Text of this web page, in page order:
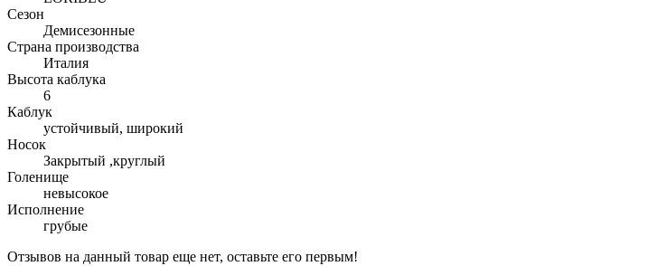
Сезон
Демисезонные
Страна производства
Италия
Высота каблука
6
Каблук
устойчивый, широкий
Носок
Закрытый ,круглый
Голенище
невысокое
Исполнение
грубые
Отзывов на данный товар еще нет, оставьте его первым!